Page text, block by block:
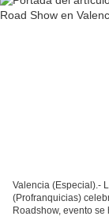
Valencia (Especial).-
(Profranquicias)
Roadshow, evento